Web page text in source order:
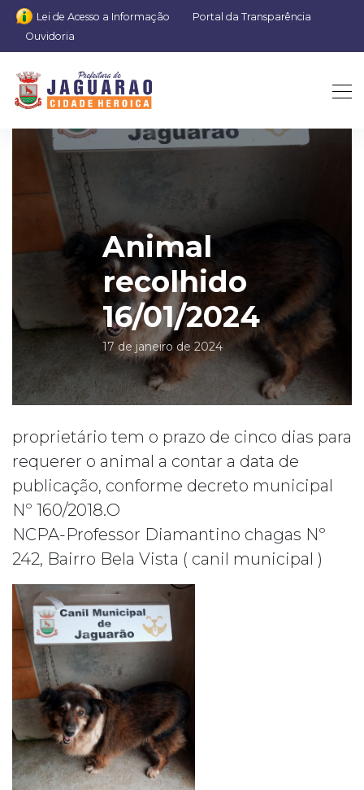
Lei de Acesso a Informação
Portal da Transparência
Ouvidoria
Animal
recolhido
16/01/2024
17 de janeiro de 2024
proprietário tem o prazo de cinco dias para
requerer o animal a contar a data de
publicação, conforme decreto municipal
Nº 160/2018.O
NCPA-Professor Diamantino chagas Nº
242, Bairro Bela Vista ( canil municipal )